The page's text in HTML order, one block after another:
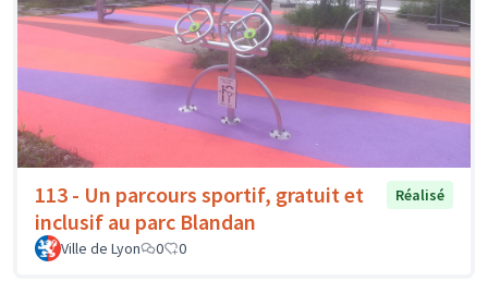
113 - Un parcours sportif, gratuit et
inclusif au parc Blandan
Réalisé
Ville de Lyon 0 0